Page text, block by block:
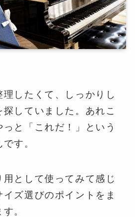
理したくて、しっかりし
していました。あれこ
と「これだ！」という
す。
として使ってみて感じ
ズ選びのポイントをま
。